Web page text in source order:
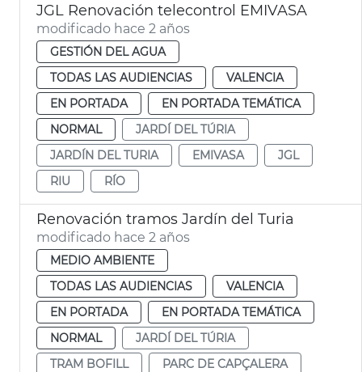
JGL Renovación telecontrol EMIVASA
modificado hace 2 años
GESTIÓN DEL AGUA
TODAS LAS AUDIENCIAS
VALENCIA
EN PORTADA
EN PORTADA TEMÁTICA
NORMAL
JARDÍ DEL TÚRIA
JARDÍN DEL TURIA
EMIVASA
JGL
RIU
RÍO
Renovación tramos Jardín del Turia
modificado hace 2 años
MEDIO AMBIENTE
TODAS LAS AUDIENCIAS
VALENCIA
EN PORTADA
EN PORTADA TEMÁTICA
NORMAL
JARDÍ DEL TÚRIA
TRAM BOFILL
PARC DE CAPÇALERA